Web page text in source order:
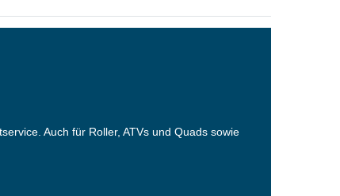
Auch für Roller, ATVs und Quads sowie